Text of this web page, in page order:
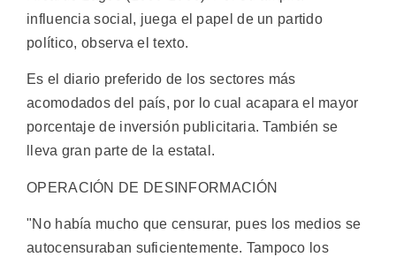
influencia social, juega el papel de un partido
político, observa el texto.
Es el diario preferido de los sectores más
acomodados del país, por lo cual acapara el mayor
porcentaje de inversión publicitaria. También se
lleva gran parte de la estatal.
OPERACIÓN DE DESINFORMACIÓN
"No había mucho que censurar, pues los medios se
autocensuraban suficientemente. Tampoco los